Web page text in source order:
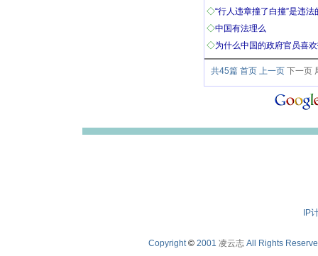
◇“行人违章撞了白撞”是违法
◇中国有法理么
◇为什么中国的政府官员喜
共45篇 首页 上一页 下一页
IP
Copyright© 2001 凌云志 All Rights